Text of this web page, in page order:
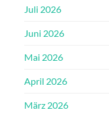
Juli 2026
Juni 2026
Mai 2026
April 2026
März 2026